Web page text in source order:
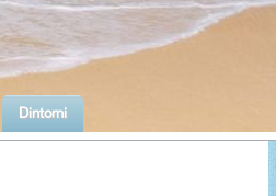
Dintorni